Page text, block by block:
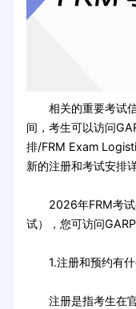
相关的重要考试信
间，考生可以访问
排/FRM Exam
新的注册和考试安排
2026年FRM考试
试），您可访问
1.注册和预约有什
注册是指考生在官